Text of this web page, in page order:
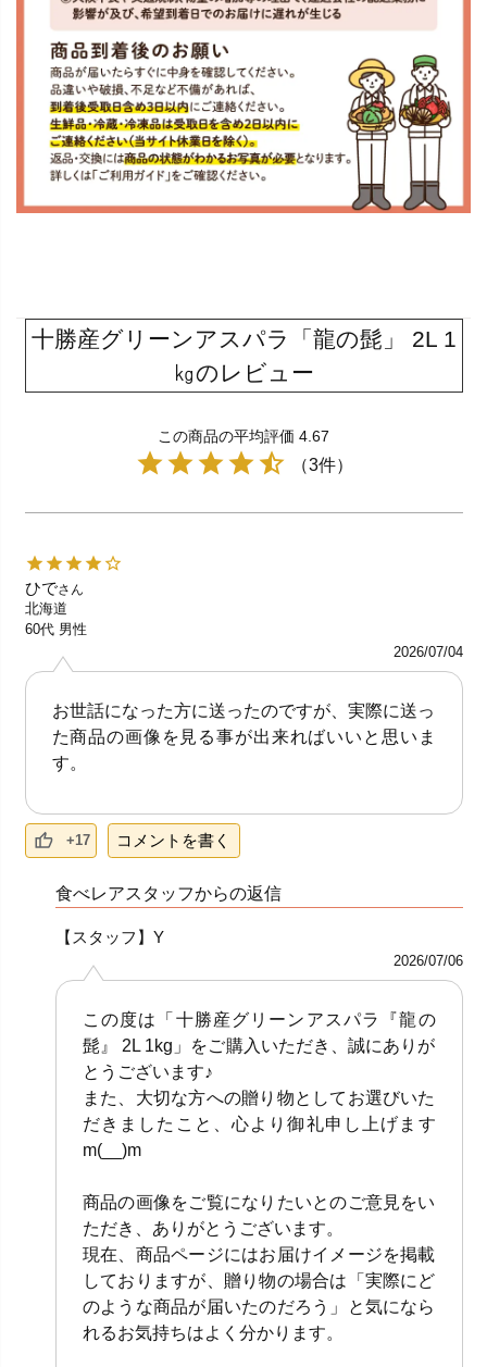
十勝産グリーンアスパラ「龍の髭」 2L 1
㎏のレビュー
この商品の平均評価 4.67
（3件）
ひでさん
北海道
60代 男性
2026/07/04
お世話になった方に送ったのですが、実際に送っ
た商品の画像を見る事が出来ればいいと思いま
す。
+17 コメントを書く
食べレアスタッフからの返信
【スタッフ】Y
2026/07/06
この度は「十勝産グリーンアスパラ『龍の
髭』 2L 1kg」をご購入いただき、誠にありが
とうございます♪
また、大切な方への贈り物としてお選びいた
だきましたこと、心より御礼申し上げます
m(__)m
商品の画像をご覧になりたいとのご意見をい
ただき、ありがとうございます。
現在、商品ページにはお届けイメージを掲載
しておりますが、贈り物の場合は「実際にど
のような商品が届いたのだろう」と気になら
れるお気持ちはよく分かります。